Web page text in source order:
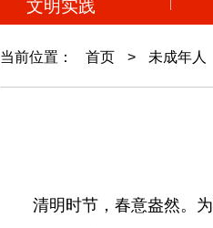
文明实践
当前位置： 首页 > 未成年人
清明时节，春意盎然。为